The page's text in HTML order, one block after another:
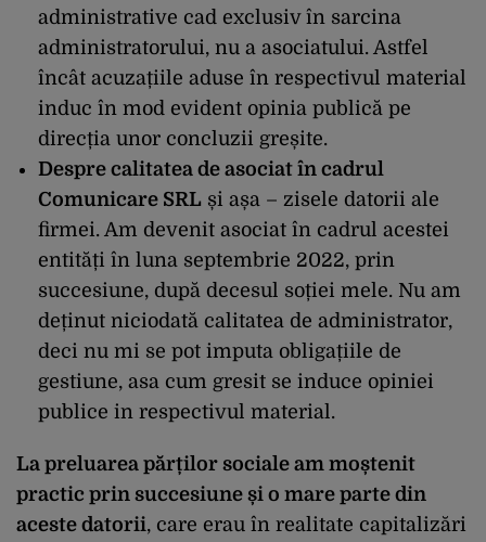
administrative cad exclusiv în sarcina
administratorului, nu a asociatului. Astfel
încât acuzațiile aduse în respectivul material
induc în mod evident opinia publică pe
direcția unor concluzii greșite.
Despre calitatea de asociat în cadrul
Comunicare SRL și așa – zisele datorii ale
firmei. Am devenit asociat în cadrul acestei
entități în luna septembrie 2022, prin
succesiune, după decesul soției mele. Nu am
deținut niciodată calitatea de administrator,
deci nu mi se pot imputa obligațiile de
gestiune, asa cum gresit se induce opiniei
publice in respectivul material.
La preluarea părților sociale am moștenit
practic prin succesiune și o mare parte din
aceste datorii, care erau în realitate capitalizări